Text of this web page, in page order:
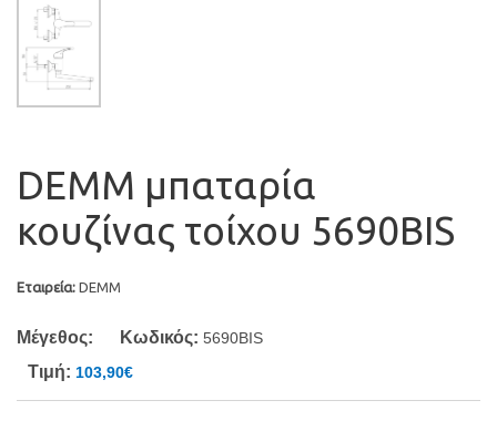
DEMM μπαταρία
κουζίνας τοίχου 5690BIS
Εταιρεία: DEMM
Μέγεθος: Κωδικός: 5690BIS
Τιμή: 103,90€